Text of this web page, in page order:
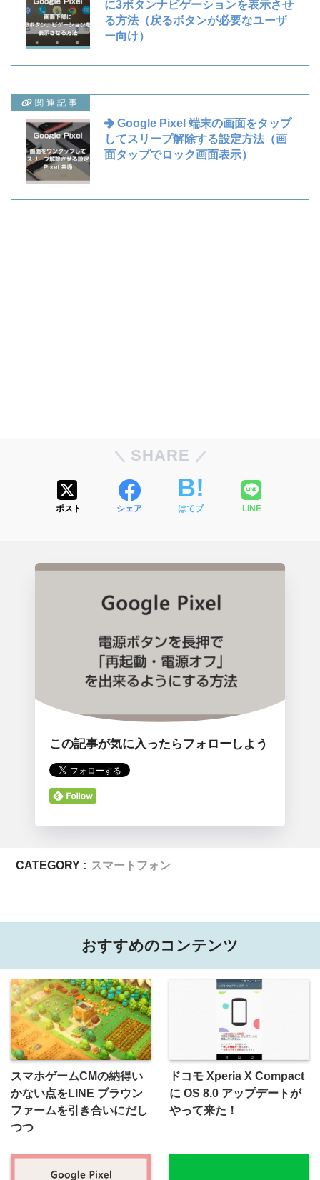
に3ボタンナビゲーションを表示させ
る方法（戻るボタンが必要なユーザ
ー向け）
関連記事
Google Pixel 端末の画面をタップ
してスリープ解除する設定方法（画
面タップでロック画面表示）
SHARE
ポスト シェア はてブ LINE
この記事が気に入ったらフォローしよう
CATEGORY : スマートフォン
おすすめのコンテンツ
スマホゲームCMの納得い
かない点をLINE ブラウン
ファームを引き合いにだし
つつ
ドコモ Xperia X Compact
に OS 8.0 アップデートが
やって来た！